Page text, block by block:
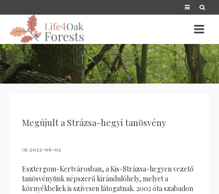
Megújult a Strázsa-hegyi tanösvény
on 2022-06-02
Esztergom-Kertvárosban, a Kis-Strázsa-hegyen vezető
tanösvényünk népszerű kirándulóhely, melyet a
környékbeliek is szívesen látogatnak. 2002 óta szabadon